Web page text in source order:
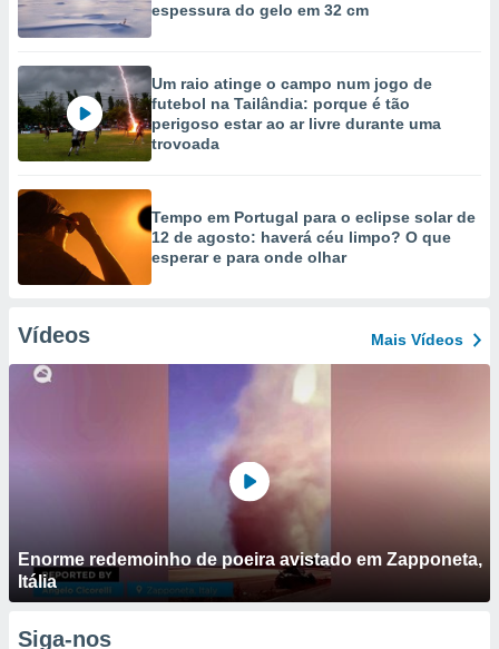
espessura do gelo em 32 cm
Um raio atinge o campo num jogo de
futebol na Tailândia: porque é tão
perigoso estar ao ar livre durante uma
trovoada
Tempo em Portugal para o eclipse solar de
12 de agosto: haverá céu limpo? O que
esperar e para onde olhar
Vídeos Mais Vídeos
Enorme redemoinho de poeira avistado em Zapponeta,
Itália
Siga-nos